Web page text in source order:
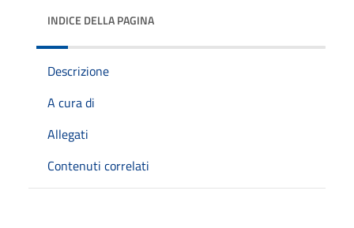
INDICE DELLA PAGINA
Descrizione
A cura di
Allegati
Contenuti correlati